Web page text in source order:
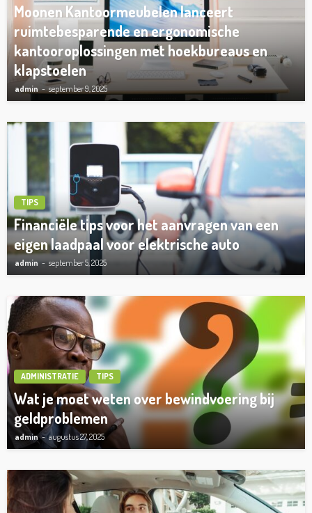
Moonen Kantoormeubelen lanceert
ruimtebesparende en ergonomische
kantooroplossingen met hoekbureaus en
klapstoelen
admin september 9, 2025
TIPS
Financiële tips voor het aanvragen van een
eigen laadpaal voor elektrische auto
admin september 5, 2025
ADMINISTRATIE TIPS
Wat je moet weten over bewindvoering bij
geldproblemen
admin augustus 27, 2025